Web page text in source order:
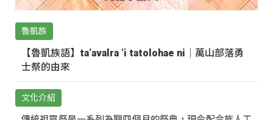
魯凱族
【魯凱族語】ta‘avalra ‘i tatolohae ni｜萬山部落勇
士祭的由來
文化介紹